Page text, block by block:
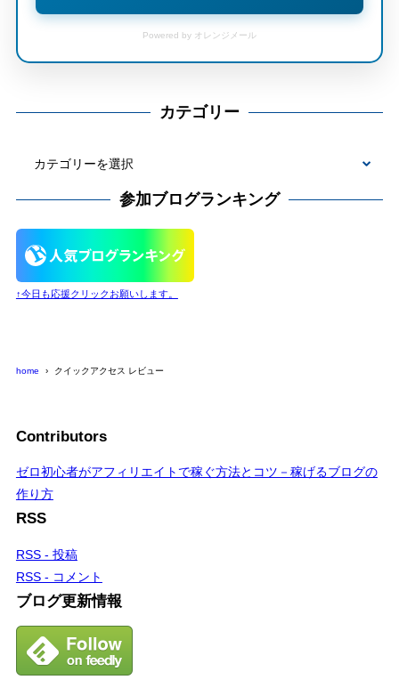
Powered by オレンジメール
カテゴリー
ー
参加ブログランキング
↑今日も応援クリックお願いします。
home クイックアクセス レビュー
Contributors
ゼロ初心者がアフィリエイトで稼ぐ方法とコツ－稼げるブログの
作り方
RSS
RSS - 投稿
RSS - コメント
ブログ更新情報